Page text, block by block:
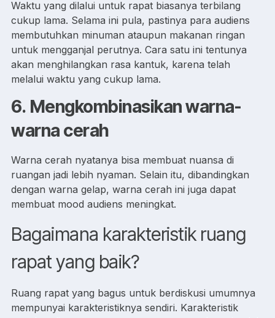
Waktu yang dilalui untuk rapat biasanya terbilang
cukup lama. Selama ini pula, pastinya para audiens
membutuhkan minuman ataupun makanan ringan
untuk mengganjal perutnya. Cara satu ini tentunya
akan menghilangkan rasa kantuk, karena telah
melalui waktu yang cukup lama.
6. Mengkombinasikan warna-
warna cerah
Warna cerah nyatanya bisa membuat nuansa di
ruangan jadi lebih nyaman. Selain itu, dibandingkan
dengan warna gelap, warna cerah ini juga dapat
membuat mood audiens meningkat.
Bagaimana karakteristik ruang
rapat yang baik?
Ruang rapat yang bagus untuk berdiskusi umumnya
mempunyai karakteristiknya sendiri. Karakteristik